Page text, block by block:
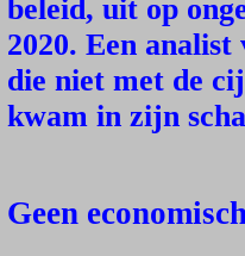
beleid, uit op
2020. Een
die niet met de
kwam in zijn
Geen